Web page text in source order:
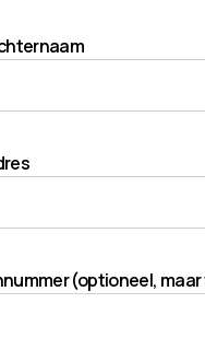
(optioneel, maar